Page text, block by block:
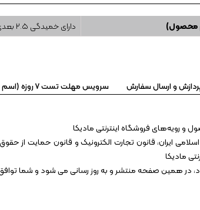
محصول) دارای خمیدگی ۲.۵ بعدی ، کیفیت وضوح ۱۰۸۰P ، پشتیبانی از مقاومت ۹H، ضد شوک
و ارسال سفارش
سرویس مهلت تست ۷ روزه (اسم سایت)
و رویه‏‌های فروشگاه اینترنتی مادیکا
ایران، قانون تجارت الکترونیک و قانون حمایت از
مادیکا
در همین صفحه منتشر و به روز رسانی می شود و شما